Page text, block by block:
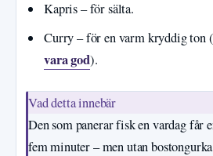
Kapris – för sälta.
Curry – för en varm kryddig ton
vara god).
Vad detta innebär
Den som panerar fisk en vardag får
fem minuter – men utan